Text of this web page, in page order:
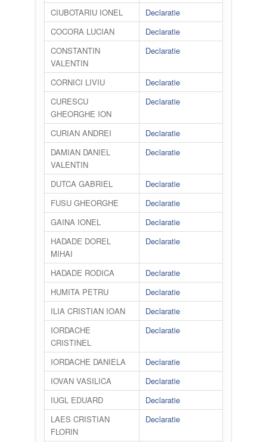
CIUBOTARIU IONEL
Declaratie
COCORA LUCIAN
Declaratie
CONSTANTIN
VALENTIN
Declaratie
CORNICI LIVIU
Declaratie
CURESCU
GHEORGHE ION
Declaratie
CURIAN ANDREI
Declaratie
DAMIAN DANIEL
VALENTIN
Declaratie
DUTCA GABRIEL
Declaratie
FUSU GHEORGHE
Declaratie
GAINA IONEL
Declaratie
HADADE DOREL
MIHAI
Declaratie
HADADE RODICA
Declaratie
HUMITA PETRU
Declaratie
ILIA CRISTIAN IOAN
Declaratie
IORDACHE
CRISTINEL
Declaratie
IORDACHE DANIELA
Declaratie
IOVAN VASILICA
Declaratie
IUGL EDUARD
Declaratie
LAES CRISTIAN
FLORIN
Declaratie